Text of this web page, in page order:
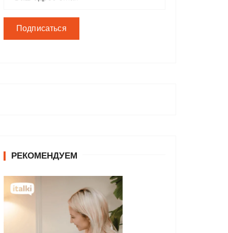
РЕКОМЕНДУЕМ